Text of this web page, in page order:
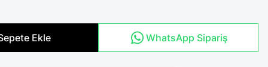
Ekle WhatsApp Sipariş